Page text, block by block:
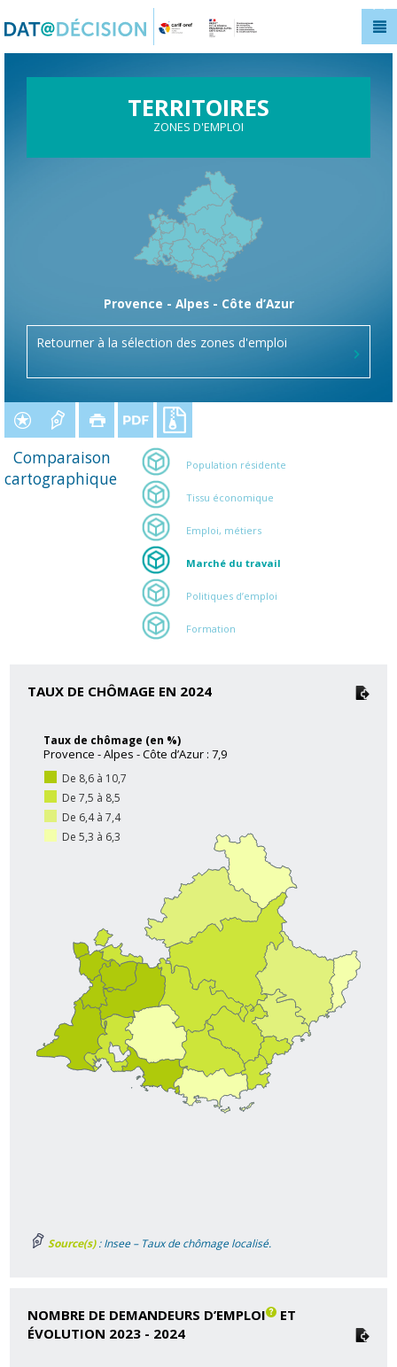
TERRITOIRES
ZONES D'EMPLOI
Provence - Alpes - Côte d’Azur
Retourner à la sélection des zones d'emploi
Comparaison
cartographique
Population résidente
Tissu économique
Emploi, métiers
Marché du travail
Politiques d’emploi
Formation
TAUX DE CHÔMAGE EN 2024
De 8,6 à 10,7
De 7,5 à 8,5
De 6,4 à 7,4
De 5,3 à 6,3
Taux de chômage (en %)
Provence - Alpes - Côte d’Azur : 7,9
Source(s): Insee – Taux de chômage localisé.
NOMBRE DE DEMANDEURS D’EMPLOI
ET
ÉVOLUTION 2023 - 2024
Panneau de gestion des cookies